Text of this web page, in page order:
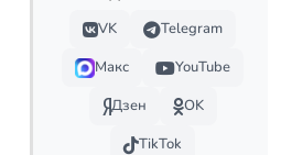
VK
Telegram
Макс
YouTube
Дзен
OK
TikTok